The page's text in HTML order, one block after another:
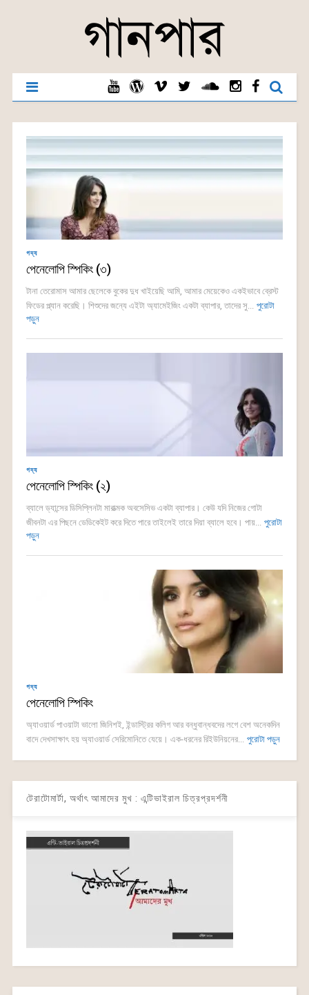
গদ্য
পেনেলোপি স্পিকিং (৩)
টানা তেরোমাস আমার ছেলেকে বুকের দুধ খাইয়েছি আমি, আমার মেয়েকেও একইভাবে ব্রেস্ট
ফিডের প্ল্যান করেছি। শিশুদের জন্যে এইটা অ্যামেইজিং একটা ব্যাপার, তাদের সু... পুরোটা
পড়ুন
গদ্য
পেনেলোপি স্পিকিং (২)
ব্যালে ড্যান্সের ডিসিপ্লিনটা মারাত্মক অবসেসিভ একটা ব্যাপার। কেউ যদি নিজের গোটা
জীবনটা এর পিছনে ডেডিকেইট করে দিতে পারে তাইলেই তারে দিয়া ব্যালে হবে। পায়... পুরোটা
পড়ুন
গদ্য
পেনেলোপি স্পিকিং
অ্যাওয়ার্ড পাওয়াটা ভালো জিনিশই, ইন্ডাস্ট্রির কলিগ আর বন্ধুবান্ধবদের লগে বেশ অনেকদিন
বাদে দেখসাক্ষাৎ হয় অ্যাওয়ার্ড সেরিমোনিতে যেয়ে। এক-ধরনের রিইউনিয়নের... পুরোটা পড়ুন
টেরাটোমার্টা, অর্থাৎ আমাদের মুখ : এন্টিভাইরাল চিত্রপ্রদর্শনী